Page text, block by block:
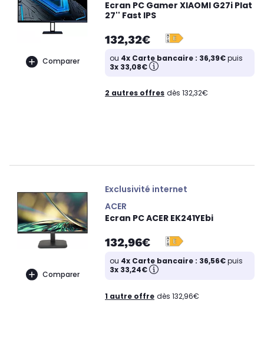
Comparer
Ecran PC Gamer XIAOMI G27i Plat
27'' Fast IPS
132,32€
ou 4x Carte bancaire : 36,39€puis
3x 33,08€
2 autres offres dès 132,32€
Comparer
Exclusivité internet
ACER
Ecran PC ACER EK241YEbi
132,96€
ou 4x Carte bancaire : 36,56€puis
3x 33,24€
1 autre offre dès 132,96€